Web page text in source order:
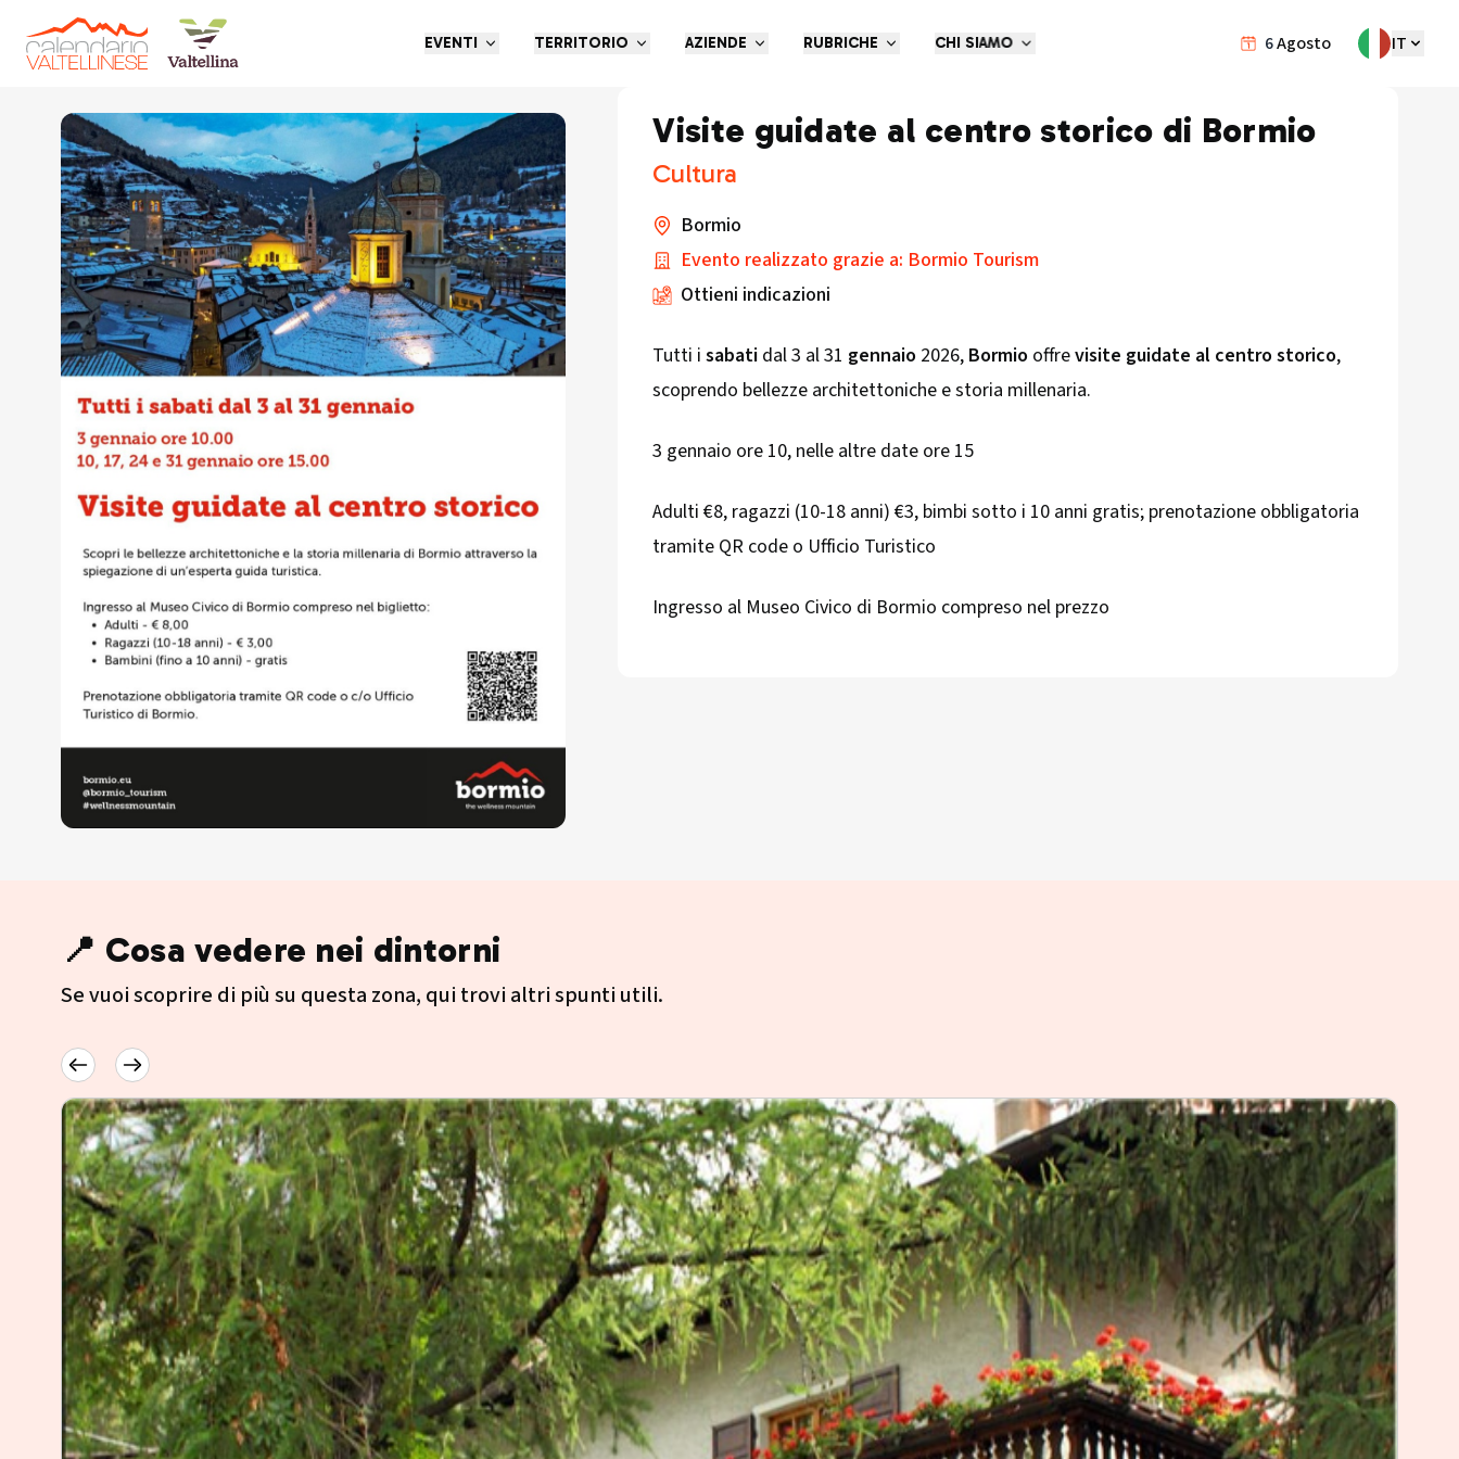
6Agosto IT
EVENTI TERRITORIO AZIENDE RUBRICHE CHI SIAMO
Torna indietro
Visite guidate al centro storico di Bormio
Cultura
Bormio
Evento realizzato grazie a: Bormio Tourism
Ottieni indicazioni
Tutti isabati dal 3 al 31 gennaio 2026, Bormio offrevisite guidate al centro storico,
scoprendo bellezze architettoniche e storia millenaria.​
3 gennaio ore 10, nelle altre date ore 15
Adulti €8, ragazzi (10-18 anni) €3, bimbi sotto i 10 anni gratis; prenotazione obbligatoria
tramite QR code o Ufficio Turistico
Ingresso al Museo Civico di Bormio compreso nel prezzo
📍 Cosa vedere nei dintorni
Se vuoi scoprire di più su questa zona, qui trovi altri spunti utili.